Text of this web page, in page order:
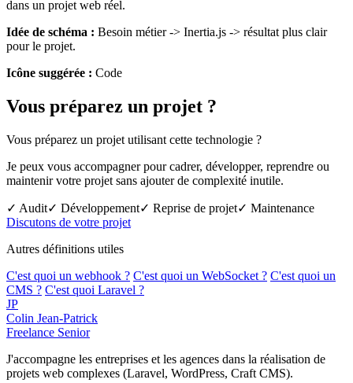
dans un projet web réel.
Idée de schéma : Besoin métier -> Inertia.js -> résultat plus clair
pour le projet.
Icône suggérée : Code
Vous préparez un projet ?
Vous préparez un projet utilisant cette technologie ?
Je peux vous accompagner pour cadrer, développer, reprendre ou
maintenir votre projet sans ajouter de complexité inutile.
✓ Audit✓ Développement✓ Reprise de projet✓ Maintenance
Discutons de votre projet
Autres définitions utiles
C'est quoi un webhook ? C'est quoi un WebSocket ? C'est quoi un
CMS ? C'est quoi Laravel ?
JP
Colin Jean-Patrick
Freelance Senior
J'accompagne les entreprises et les agences dans la réalisation de
projets web complexes (Laravel, WordPress, Craft CMS).